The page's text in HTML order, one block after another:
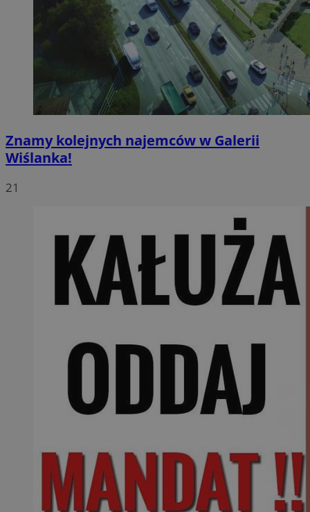
Znamy kolejnych najemców w Galerii
Wiślanka!
21